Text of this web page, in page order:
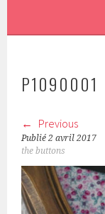
P1090001
Previous
Publié2 avril 2017
the buttons